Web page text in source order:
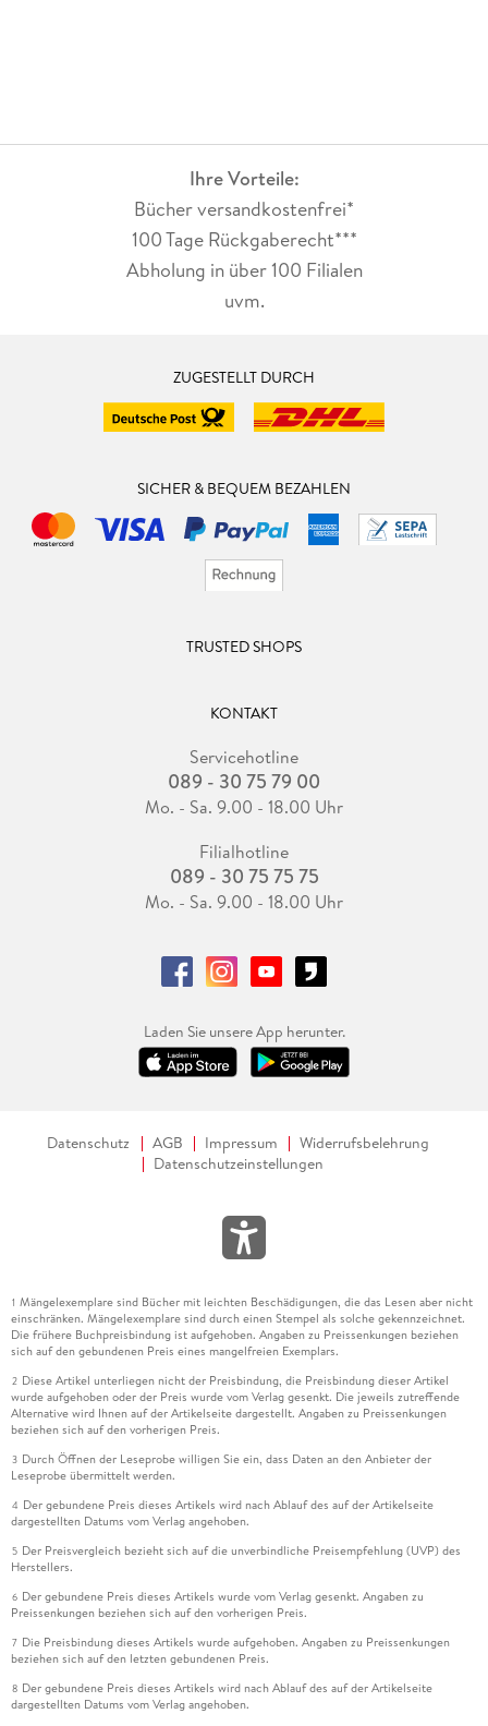
Ihre Vorteile:
Bücher versandkostenfrei*
100 Tage Rückgaberecht***
Abholung in über 100 Filialen
uvm.
ZUGESTELLT DURCH
SICHER & BEQUEM BEZAHLEN
TRUSTED SHOPS
KONTAKT
Servicehotline
089 - 30 75 79 00
Mo. - Sa. 9.00 - 18.00 Uhr
Filialhotline
089 - 30 75 75 75
Mo. - Sa. 9.00 - 18.00 Uhr
Laden Sie unsere App herunter.
Datenschutz AGB Impressum
Widerrufsbelehrung
Datenschutzeinstellungen
1 Mängelexemplare sind Bücher mit leichten Beschädigungen, die das Lesen aber nicht
einschränken. Mängelexemplare sind durch einen Stempel als solche gekennzeichnet.
Die frühere Buchpreisbindung ist aufgehoben. Angaben zu Preissenkungen beziehen
sich auf den gebundenen Preis eines mangelfreien Exemplars.
2 Diese Artikel unterliegen nicht der Preisbindung, die Preisbindung dieser Artikel
wurde aufgehoben oder der Preis wurde vom Verlag gesenkt. Die jeweils zutreffende
Alternative wird Ihnen auf der Artikelseite dargestellt. Angaben zu Preissenkungen
beziehen sich auf den vorherigen Preis.
3 Durch Öffnen der Leseprobe willigen Sie ein, dass Daten an den Anbieter der
Leseprobe übermittelt werden.
4 Der gebundene Preis dieses Artikels wird nach Ablauf des auf der Artikelseite
dargestellten Datums vom Verlag angehoben.
5 Der Preisvergleich bezieht sich auf die unverbindliche Preisempfehlung (UVP) des
Herstellers.
6 Der gebundene Preis dieses Artikels wurde vom Verlag gesenkt. Angaben zu
Preissenkungen beziehen sich auf den vorherigen Preis.
7 Die Preisbindung dieses Artikels wurde aufgehoben. Angaben zu Preissenkungen
beziehen sich auf den letzten gebundenen Preis.
8 Der gebundene Preis dieses Artikels wird nach Ablauf des auf der Artikelseite
dargestellten Datums vom Verlag angehoben.